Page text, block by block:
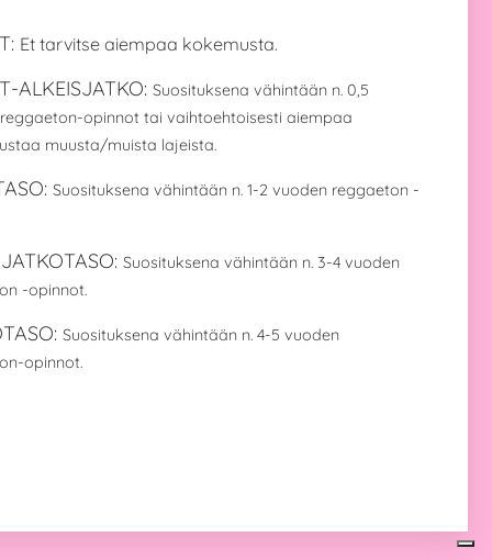
Et tarvitse aiempaa kokemusta.
ALKEISJATKO: Suosituksena vähintään n. 0,5
opinnot tai vaihtoehtoisesti aiempaa
muusta/muista lajeista.
Suosituksena vähintään n. 1-2 vuoden reggaeton -
Suosituksena vähintään n. 3-4 vuoden
-opinnot.
Suosituksena vähintään n. 4-5 vuoden
opinnot.